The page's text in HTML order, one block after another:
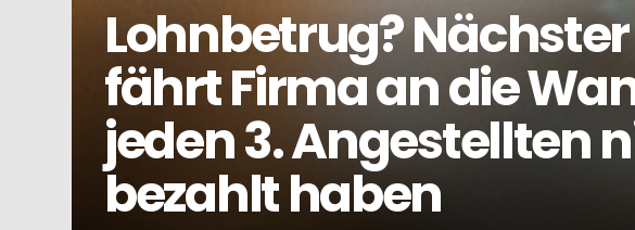
Lohnbetrug?
fährt Firma an die
jeden 3. Angestellten
bezahlt haben